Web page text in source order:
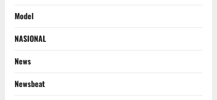
Model
NASIONAL
News
Newsbeat